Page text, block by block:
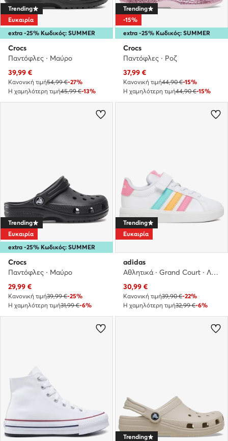
extra -25% Κωδικός: SUMMER
Trending
Ευκαιρία
Crocs
Παντόφλες · Μαύρο
Τρέχουσα τιμή
39,99 €
Κανονική τιμή54,99 €-27%
Η χαμηλότερη τιμή45,99 €-13%
extra -25% Κωδικός: SUMMER
Trending
-15%
Crocs
Παντόφλες · Ροζ
Τρέχουσα τιμή
37,99 €
Κανονική τιμή44,90 €-15%
Η χαμηλότερη τιμή44,90 €-15%
extra -25% Κωδικός: SUMMER
Trending
Ευκαιρία
Crocs
Παντόφλες · Μαύρο
Τρέχουσα τιμή
29,99 €
Κανονική τιμή39,99 €-25%
Η χαμηλότερη τιμή31,99 €-6%
Trending
Ευκαιρία
adidas
Αθλητικά · Grand Court · Λευκό
Τρέχουσα τιμή
30,99 €
Κανονική τιμή39,90 €-22%
Η χαμηλότερη τιμή32,99 €-6%
Trending